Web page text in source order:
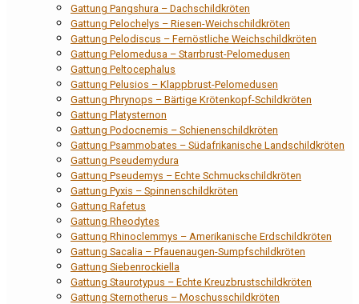
Gattung Pangshura – Dachschildkröten
Gattung Pelochelys – Riesen-Weichschildkröten
Gattung Pelodiscus – Fernöstliche Weichschildkröten
Gattung Pelomedusa – Starrbrust-Pelomedusen
Gattung Peltocephalus
Gattung Pelusios – Klappbrust-Pelomedusen
Gattung Phrynops – Bärtige Krötenkopf-Schildkröten
Gattung Platysternon
Gattung Podocnemis – Schienenschildkröten
Gattung Psammobates – Südafrikanische Landschildkröten
Gattung Pseudemydura
Gattung Pseudemys – Echte Schmuckschildkröten
Gattung Pyxis – Spinnenschildkröten
Gattung Rafetus
Gattung Rheodytes
Gattung Rhinoclemmys – Amerikanische Erdschildkröten
Gattung Sacalia – Pfauenaugen-Sumpfschildkröten
Gattung Siebenrockiella
Gattung Staurotypus – Echte Kreuzbrustschildkröten
Gattung Sternotherus – Moschusschildkröten